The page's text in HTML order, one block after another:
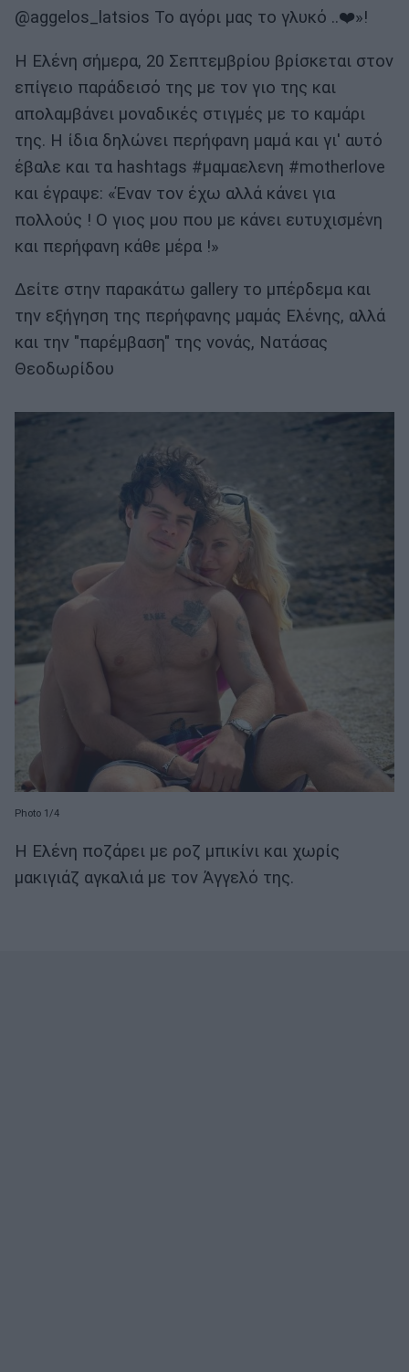
@aggelos_latsios Το αγόρι μας το γλυκό ..❤️»!
H Ελένη σήμερα, 20 Σεπτεμβρίου βρίσκεται στον
επίγειο παράδεισό της με τον γιο της και
απολαμβάνει μοναδικές στιγμές με το καμάρι
της. Η ίδια δηλώνει περήφανη μαμά και γι' αυτό
έβαλε και τα hashtags #μαμαελενη #motherlove
και έγραψε: «Έναν τον έχω αλλά κάνει για
πολλούς ! Ο γιος μου που με κάνει ευτυχισμένη
και περήφανη κάθε μέρα !»
Δείτε στην παρακάτω gallery το μπέρδεμα και
την εξήγηση της περήφανης μαμάς Ελένης, αλλά
και την "παρέμβαση" της νονάς, Νατάσας
Θεοδωρίδου
Photo 1/4
Η Ελένη ποζάρει με ροζ μπικίνι και χωρίς
μακιγιάζ αγκαλιά με τον Άγγελό της.